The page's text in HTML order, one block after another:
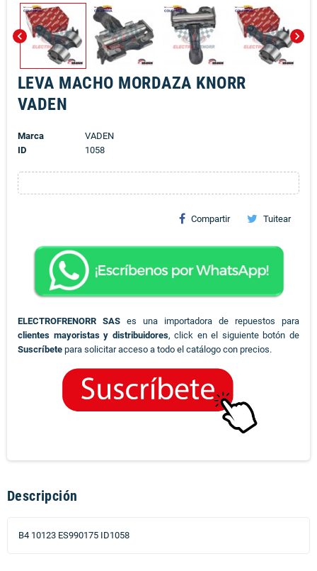
chevron_left chevron_right
LEVA MACHO MORDAZA KNORR
VADEN
Marca
VADEN
ID
1058
Compartir Tuitear
ELECTROFRENORR SAS es una importadora de repuestos para
clientes mayoristas y distribuidores, click en el siguiente botón de
Suscríbete para solicitar acceso a todo el catálogo con precios.
Descripción
B4 10123 ES990175 ID1058